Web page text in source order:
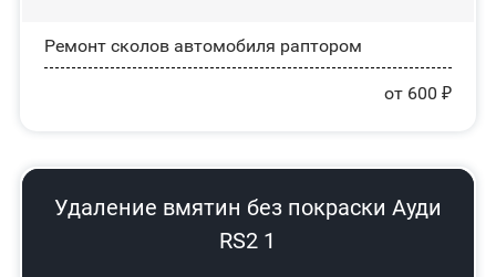
Ремонт сколов автомобиля раптором
от 600 ₽
Удаление вмятин без покраски Ауди
RS2 1